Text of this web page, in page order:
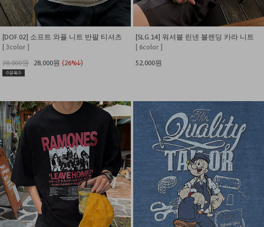
[DOF.02] 소프트 와플 니트 반팔 티셔츠
[ 3color ]
38,000원
28,000원 (26%↓)
[SLG.14] 워셔블 린넨 블렌딩 카라 니트
[ 6color ]
52,000원